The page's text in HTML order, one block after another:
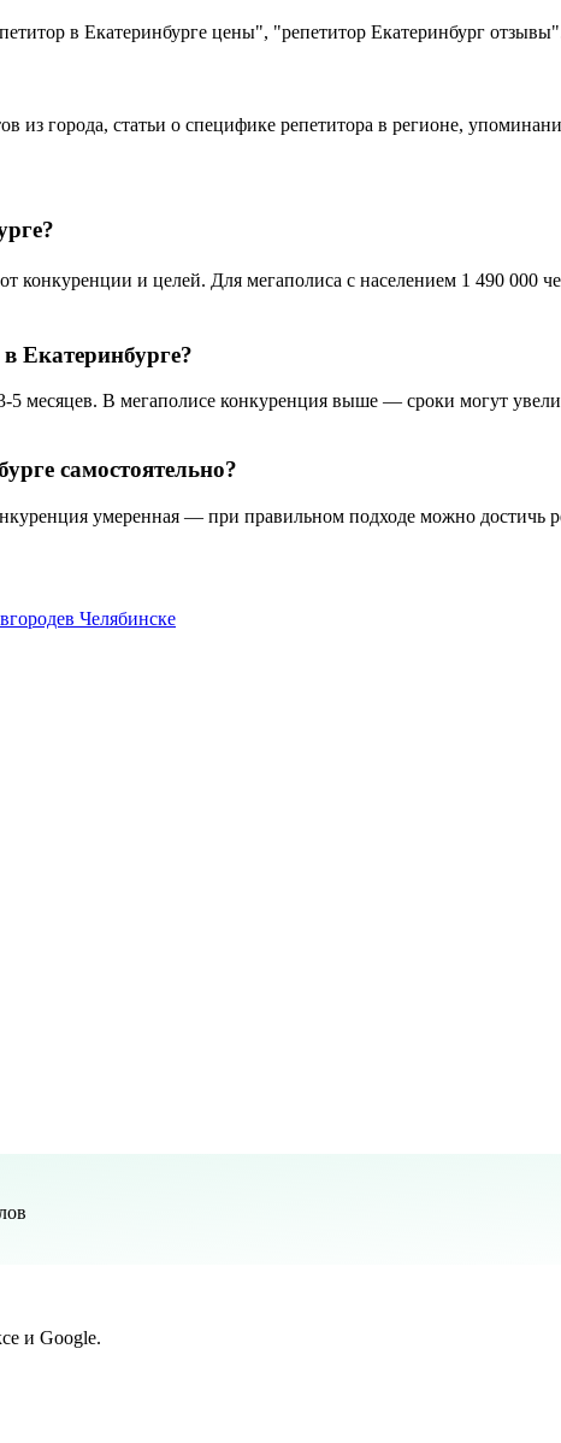
в Екатеринбурге цены", "репетитор Екатеринбург
из города, статьи о специфике репетитора в регионе,
конкуренции и целей. Для мегаполиса с населением 1 490 000
Екатеринбурге?
месяцев. В мегаполисе конкуренция выше — сроки могут
самостоятельно?
умеренная — при правильном подходе можно достичь
в Челябинске
и Google.